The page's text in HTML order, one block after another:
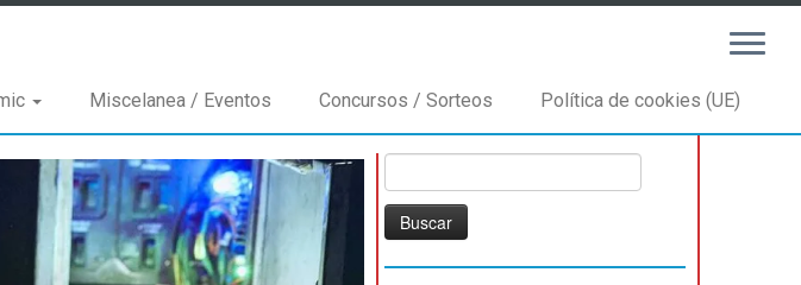
Miscelanea / Eventos Concursos / Sorteos Política de cookies (UE)